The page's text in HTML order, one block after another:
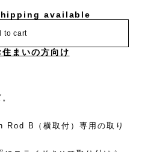
available
to cart
住まいの方向け
Rod B（横取付）専用の取り